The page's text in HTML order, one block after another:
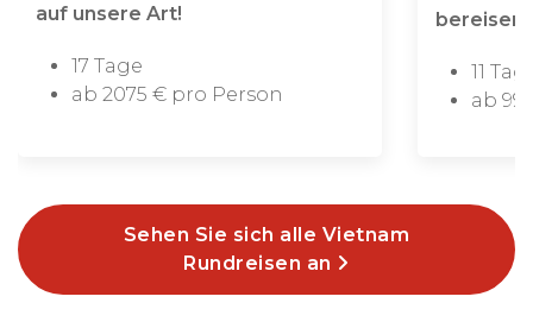
auf unsere Art!
17 Tage
ab 2075 € pro Person
bereisen
11
ab
Sehen Sie sich alle Vietnam
Rundreisen an